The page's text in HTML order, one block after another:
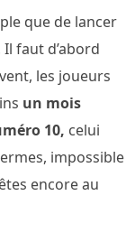
que de lancer
faut d’abord
les joueurs
un mois
10, celui
impossible
encore au